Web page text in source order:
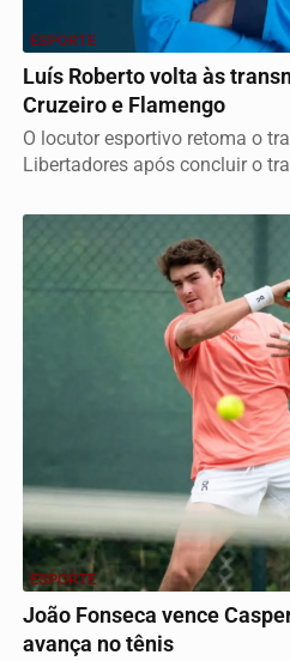
ESPORTE
Luís Roberto volta às
Cruzeiro e Flamengo
O locutor esportivo retoma o
Libertadores após concluir o
ESPORTE
João Fonseca vence
avança no tênis